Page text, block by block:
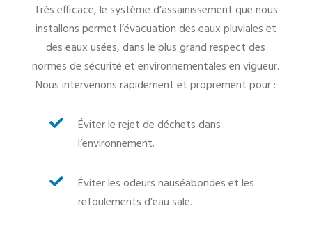
Très efficace, le système d’assainissement que nous
installons permet l’évacuation des eaux pluviales et
des eaux usées, dans le plus grand respect des
normes de sécurité et environnementales en vigueur.
Nous intervenons rapidement et proprement pour :
 Éviterle rejet de déchets dans
l’environnement.
 Éviterles odeurs nauséabondes et les
refoulements d’eau sale.